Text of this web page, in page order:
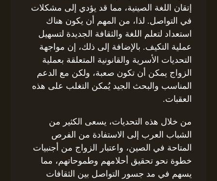
إتقان اللغة الصينية، مما قد يؤدي إلى مشكلات
في التواصل. لذا، من المهم أن يكون هناك
استعداد لتعلم اللغة والثقافة الجديدة لتسهيل
عملية التكيف. بالإضافة إلى ذلك، إن مواجهة
التحديات الأسرية والقانونية المتعلقة بعملية
الزواج يمكن أن تكون صعبة، ولكن مع الدعم
المناسب والبحث الجيد يُمكن التغلب على هذه
العقبات.
من خلال هذه التحديات، يسعى الكثير من
الشباب العرب إلى الاستفادة من الفرص
المتاحة في الصين، واعتبار الزواج من أجنبيات
خطوة نحو تحقيق أحلامهم وطموحاتهم، مما
يسهم في مد جسور التواصل بين الثقافات